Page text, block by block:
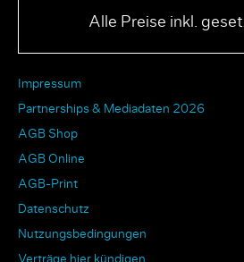
Alle Preise inkl.
Impressum
Partnerships & Mediadaten 2026
AGB Shop
AGB Online
AGB-Print
Datenschutz
Nutzungsbedingungen
Verträge hier kündigen